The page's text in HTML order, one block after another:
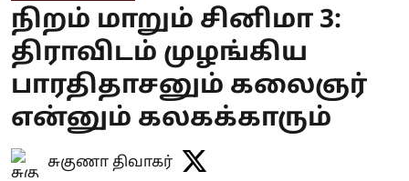
நிறம் மாறும் சினிமா 3:
திராவிடம் முழங்கிய
பாரதிதாசனும் கலைஞர்
என்னும் கலகக்காரும்
சுகுணா திவாகர்